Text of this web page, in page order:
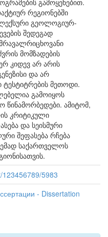
გამოყენებით.
რეგიონებში
გეოლოგიურ-
შედეგად
მომზადების
კიდევ არ არის
და არ
ტესტიტრების მეთოდი.
გამოიყოს
წინამორბედები. ამიტომ,
კრიტიკული
და სეისმური
შეფასება რჩება
საქართველოს
5983
- Dissertation